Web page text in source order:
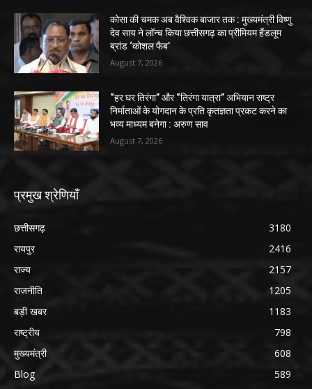
कोसा की चमक अब वैश्विक बाजार तक : मुख्यमंत्री विष्णु
देव साय ने लॉन्च किया छत्तीसगढ़ का प्रीमियम हैंडलूम
ब्रांड ‘कोशल फैब’
August 7, 2026
“हर घर तिरंगा” और “तिरंगा यात्रा” अभियान राष्ट्र
निर्माताओं के योगदान के प्रति कृतज्ञता प्रकट करने का
भव्य माध्यम बनेगा : अरुण साव
August 7, 2026
प्रमुख श्रेणियाँ
छत्तीसगढ़
3180
रायपुर
2416
राज्य
2157
राजनीति
1205
बड़ी खबर
1183
राष्ट्रीय
798
मुख्यमंत्री
608
Blog
589